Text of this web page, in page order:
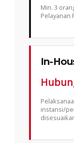
Min. 3
Pelayanan
In-
instansi/